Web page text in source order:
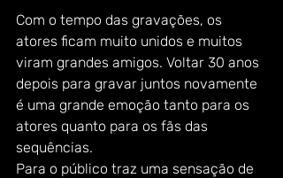
Com o tempo das gravações, os
atores ficam muito unidos e muitos
viram grandes amigos. Voltar 30 anos
depois para gravar juntos novamente
é uma grande emoção tanto para os
atores quanto para os fãs das
sequências.
Para o público traz uma sensação de